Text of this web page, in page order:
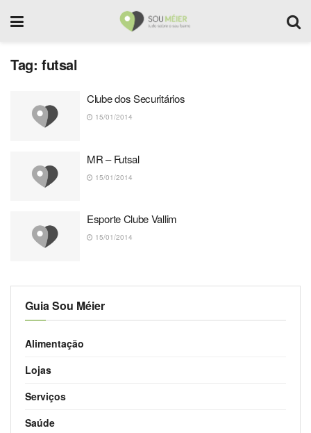
Tag: futsal
Clube dos Securitários
15/01/2014
MR – Futsal
15/01/2014
Esporte Clube Vallim
15/01/2014
Guia Sou Méier
Alimentação
Lojas
Serviços
Saúde